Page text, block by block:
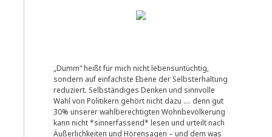
„Dumm“ heißt für mich nicht lebensuntüchtig,
sondern auf einfachste Ebene der Selbsterhaltung
reduziert. Selbständiges Denken und sinnvolle
Wahl von Politikern gehört nicht dazu …. denn gut
30% unserer wahlberechtigten Wohnbevölkerung
kann nicht *sinnerfassend* lesen und urteilt nach
Äußerlichkeiten und Hörensagen – und dem was